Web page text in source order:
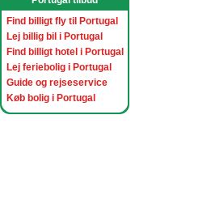
Find billigt fly til Portugal
Lej billig bil i Portugal
Find billigt hotel i Portugal
Lej feriebolig i Portugal
Guide og rejseservice
Køb bolig i Portugal